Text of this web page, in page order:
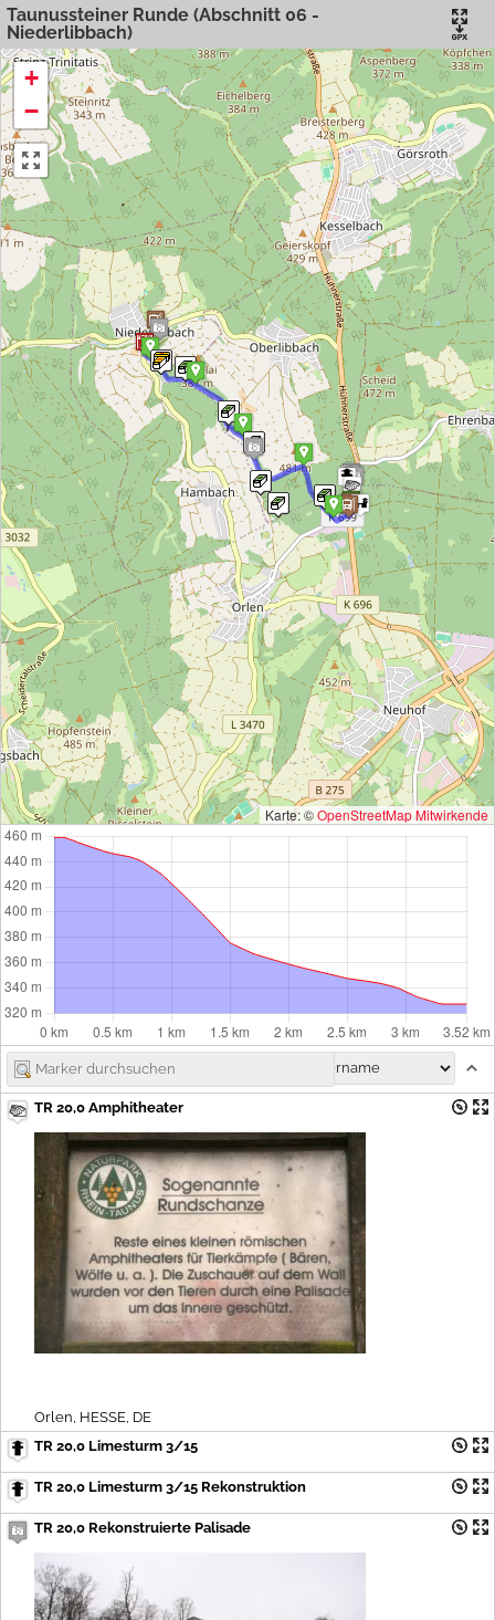
Taunussteiner Runde (Abschnitt 06 -
Niederlibbach)
+
−
Karte: ©OpenStreetMap Mitwirkende
TR 20,0 Amphitheater
Orlen, HESSE, DE
TR 20,0 Limesturm 3/15
TR 20,0 Limesturm 3/15 Rekonstruktion
TR 20,0 Rekonstruierte Palisade